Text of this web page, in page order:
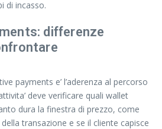
di incasso.
differenze
payments e’ l’aderenza al percorso
deve verificare quali wallet
dura la finestra di prezzo, come
transazione e se il cliente capisce